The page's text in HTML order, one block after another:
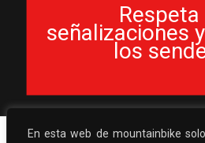
En esta web de mountainbike
Respeta
señalizaciones
los
Ruta BE05 Izakiak